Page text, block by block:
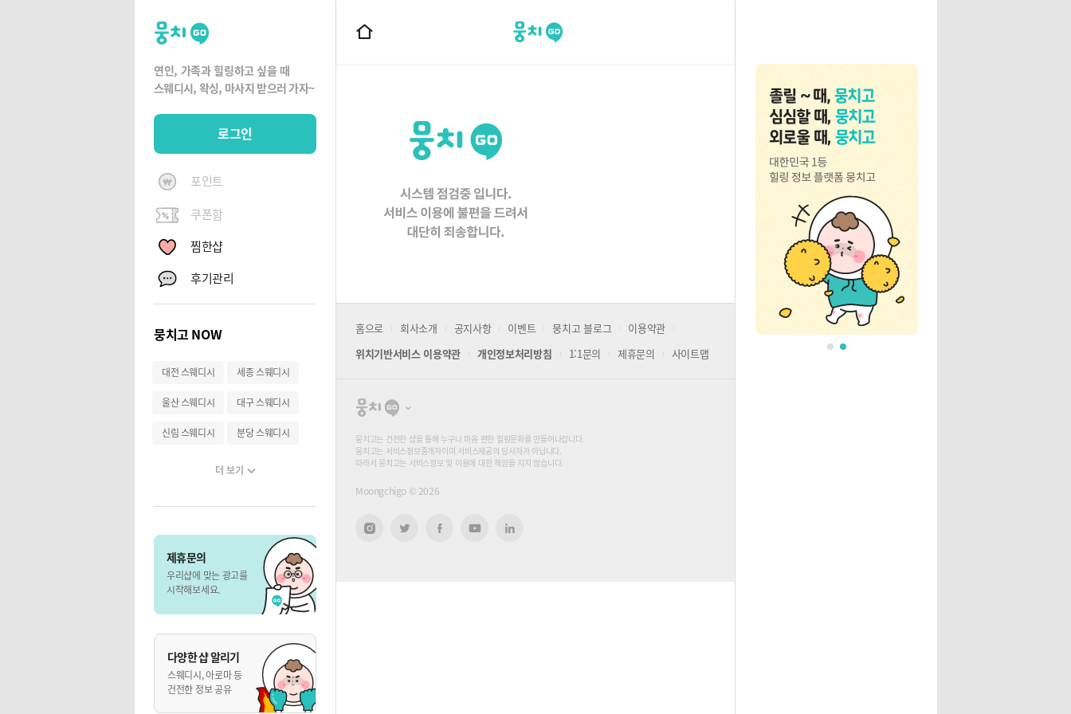
뭉
치
고
연인, 가족과 힐링하고 싶을 때
스웨디시, 왁싱, 마사지 받으러 가자~
로그인
포인트
쿠폰함
찜한샵
후기관리
뭉치고 NOW
대전 스웨디시 세종 스웨디시
울산 스웨디시 대구 스웨디시
신림 스웨디시 분당 스웨디시
더 보기
제휴문의
우리샵에 맞는 광고를
시작해보세요.
다양한 샵 알리기
스웨디시, 아로마 등
건전한 정보 공유
뭉치고
홈
홈으로 회사소개 공지사항 이벤트 뭉치고 블로그
이용약관
위치기반서비스 이용약관
개인정보처리방침 1:1문의 제휴문의 사이트맵
뭉
고
뭉치고는 건전한 샵을 통해 누구나 마음 편한 힐링문화를 만들어나갑니다.
뭉치고는 서비스정보중개자이며 서비스제공의 당사자가 아닙니다.
따라서 뭉치고는 서비스정보 및 이용에 대한 책임을 지지 않습니다.
Moongchigo © 2026